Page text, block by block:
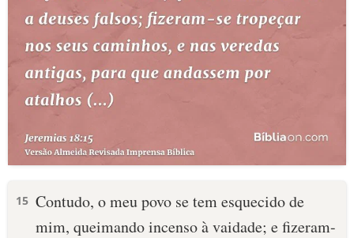
15 Contudo, o meu povo se tem esquecido de
mim, queimando incenso à vaidade; e fizeram-